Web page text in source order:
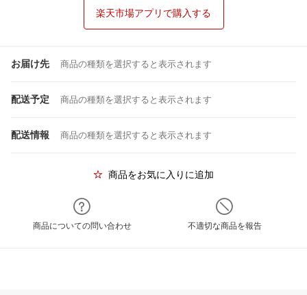
楽天市場アプリで購入する
お届け先 商品の種類を選択すると表示されます
配送予定 商品の種類を選択すると表示されます
配送情報 商品の種類を選択すると表示されます
商品をお気に入りに追加
商品についての問い合わせ 不適切な商品を報告